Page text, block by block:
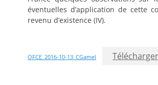
éventuelles d’application de cette
revenu d’existence (IV).
OFCE_2016-10-13_CGamel Télécharger